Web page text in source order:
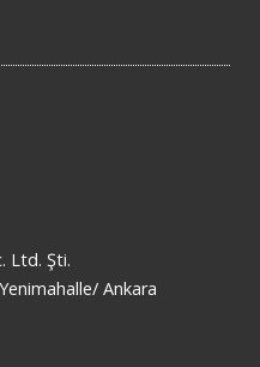
Ltd. Şti.
Ankara